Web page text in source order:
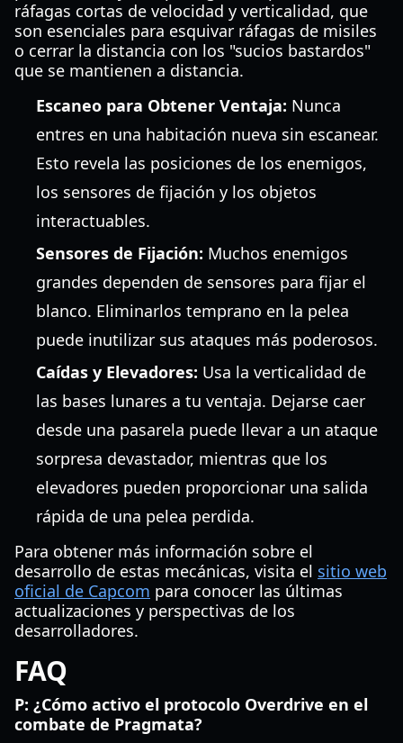
ráfagas cortas de velocidad y verticalidad, que
son esenciales para esquivar ráfagas de misiles
o cerrar la distancia con los "sucios bastardos"
que se mantienen a distancia.
Escaneo para Obtener Ventaja: Nunca
entres en una habitación nueva sin escanear.
Esto revela las posiciones de los enemigos,
los sensores de fijación y los objetos
interactuables.
Sensores de Fijación: Muchos enemigos
grandes dependen de sensores para fijar el
blanco. Eliminarlos temprano en la pelea
puede inutilizar sus ataques más poderosos.
Caídas y Elevadores: Usa la verticalidad de
las bases lunares a tu ventaja. Dejarse caer
desde una pasarela puede llevar a un ataque
sorpresa devastador, mientras que los
elevadores pueden proporcionar una salida
rápida de una pelea perdida.
Para obtener más información sobre el
desarrollo de estas mecánicas, visita el sitio web
oficial de Capcom para conocer las últimas
actualizaciones y perspectivas de los
desarrolladores.
FAQ
P: ¿Cómo activo el protocolo Overdrive en el
combate de Pragmata?